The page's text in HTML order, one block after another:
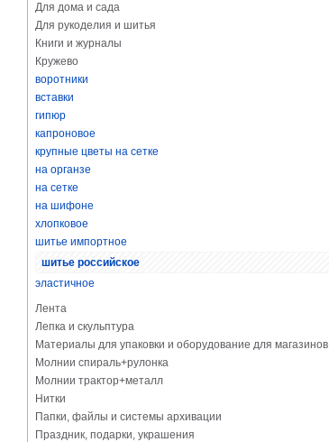
Для дома и сада
Для рукоделия и шитья
Книги и журналы
Кружево
воротники
вставки
гипюр
капроновое
крупные цветы на сетке
на органзе
на сетке
на шифоне
хлопковое
шитье импортное
шитье российское
эластичное
Лента
Лепка и скульптура
Материалы для упаковки и оборудование для магазинов
Молнии спираль+рулонка
Молнии трактор+металл
Нитки
Папки, файлы и системы архивации
Праздник, подарки, украшения